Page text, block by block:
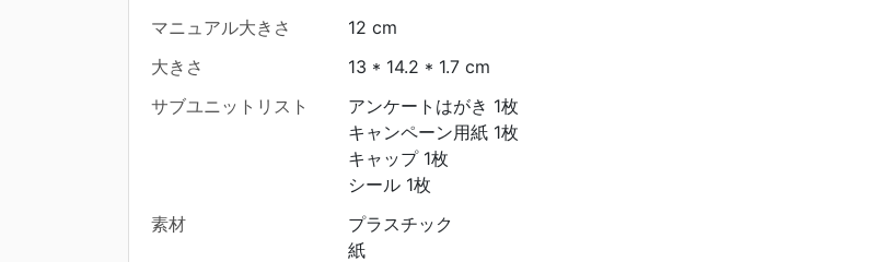
マニュアル大きさ
12 cm
大きさ
13 * 14.2 * 1.7 cm
サブユニットリスト
アンケートはがき 1枚
キャンペーン用紙 1枚
キャップ 1枚
シール 1枚
素材
プラスチック
紙